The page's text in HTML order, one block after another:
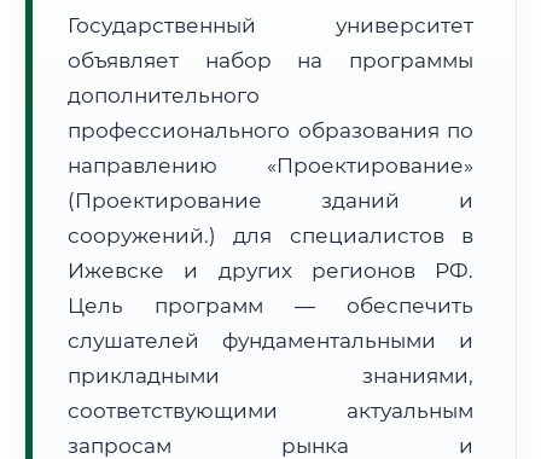
Субъект:
Удмуртская Республика
Часовой пояс:
Формат учебы:
Дистанционно
🗺️ Зона обслуживания: г. Ижевск
• Маршрут транзита:
Государственный университет
объявляет набор на программы
дополнительного
профессионального образования по
направлению «Проектирование»
(Проектирование зданий и
сооружений.) для специалистов в
Ижевске и других регионов РФ.
Цель программ — обеспечить
слушателей фундаментальными и
прикладными знаниями,
соответствующими актуальным
запросам рынка и